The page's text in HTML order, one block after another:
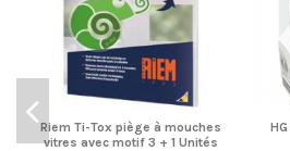
Riem Ti-Tox piège à mouches
vitres avec motif 3 + 1 Unités